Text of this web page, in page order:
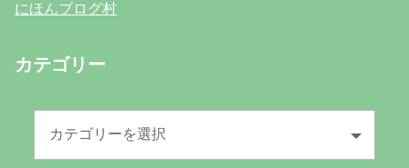
にほんブログ村
カテゴリー